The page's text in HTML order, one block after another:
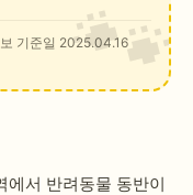
보 기준일 2025.04.16
에서 반려동물 동반이